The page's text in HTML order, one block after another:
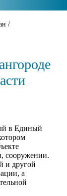
/
в Единый
сооружении.
и другой
а